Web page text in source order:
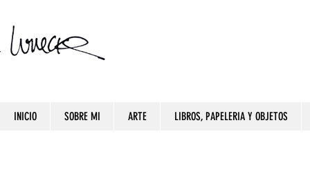
INICIO SOBRE MI ARTE LIBROS, PAPELERIA Y OBJETOS